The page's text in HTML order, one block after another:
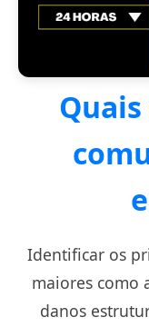
Identificar os
maiores como
danos